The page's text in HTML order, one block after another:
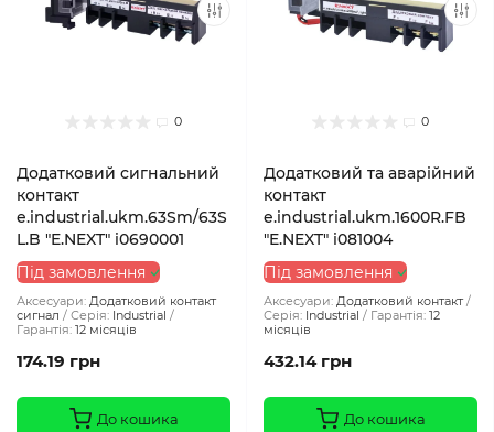
0
Додатковий сигнальний
контакт
e.industrial.ukm.63Sm/63S
L.B "E.NEXT" i0690001
Під замовлення
Аксесуари: Додатковий контакт
сигнал
Серія: Industrial
Гарантія: 12 місяців
174.19 грн
До кошика
0
Додатковий та аварійний
контакт
e.industrial.ukm.1600R.FB
"E.NEXT" i081004
Під замовлення
Аксесуари: Додатковий контакт
Серія: Industrial Гарантія: 12
місяців
432.14 грн
До кошика